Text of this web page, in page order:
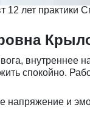
12 лет практики
внутреннее
спокойно.
напряжение и